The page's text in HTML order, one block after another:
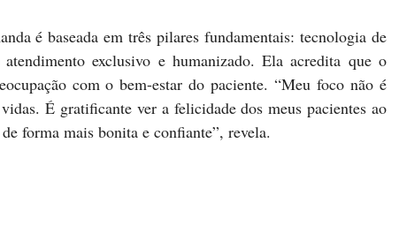
exclusivo e humanizado. Ela acredita que o
com o bem-estar do paciente. “Meu foco não é
É gratificante ver a felicidade dos meus pacientes ao
forma mais bonita e confiante”, revela.